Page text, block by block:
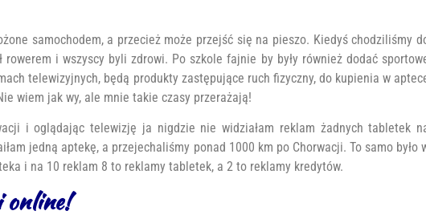
samochodem, a przecież może przejść się na pieszo. Kiedyś chodziliśmy
rowerem i wszyscy byli zdrowi. Po szkole fajnie by były również dodać
telewizyjnych, będą produkty zastępujące ruch fizyczny, do kupienia w
wiem jak wy, ale mnie takie czasy przerażają!
i oglądając telewizję ja nigdzie nie widziałam reklam żadnych tabletek
jedną aptekę, a przejechaliśmy ponad 1000 km po Chorwacji. To samo było
i na 10 reklam 8 to reklamy tabletek, a 2 to reklamy kredytów.
online!